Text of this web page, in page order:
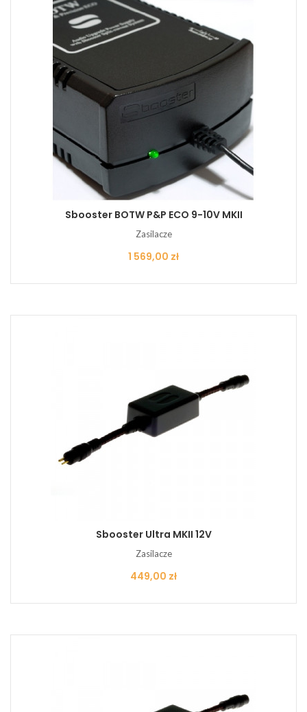
Sbooster BOTW P&P ECO 9-10V MKII
Zasilacze
Cena
1 569,00 zł
Sbooster Ultra MKII 12V
Zasilacze
Cena
449,00 zł